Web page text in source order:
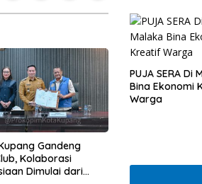
Gandeng
Kolaborasi
Dimulai dari
KLHK
PUJA SERA Di
Bina Ekonomi
Warga